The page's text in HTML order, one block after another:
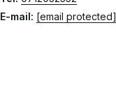
E-mail: [email protected]